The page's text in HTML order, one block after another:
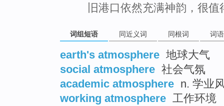
旧港口依然充满神韵，很值
词组短语 同近义词 同根词 词
earth's atmosphere 地球大气
social atmosphere 社会气氛
academic atmosphere n. 学业
working atmosphere 工作环境